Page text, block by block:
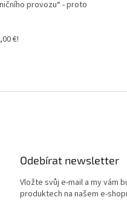
provozu“ - proto
€!
Odebírat newsletter
Vložte svůj e-mail a my vám
produktech na našem e-